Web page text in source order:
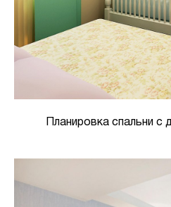
Планировка спальни с